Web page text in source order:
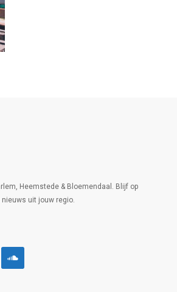
Heemstede & Bloemendaal. Blijf op
uit jouw regio.